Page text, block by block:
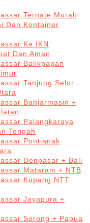
Ternate Murah
Dan Kontainer
Ke IKN
Dan Aman
Balikpapan
Tanjung Selor
Banjarmasin +
Palangkaraya
Tengah
Pontianak
Denpasar + Bali
Mataram + NTB
Kupang NTT
Jayapura +
Sorong + Papua